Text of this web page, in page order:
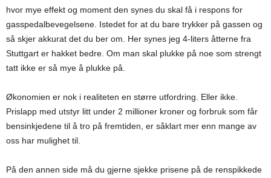
hvor mye effekt og moment den synes du skal få i respons for
gasspedalbevegelsene. Istedet for at du bare trykker på gassen og
så skjer akkurat det du ber om. Her synes jeg 4-liters åtterne fra
Stuttgart er hakket bedre. Om man skal plukke på noe som strengt
tatt ikke er så mye å plukke på.
Økonomien er nok i realiteten en større utfordring. Eller ikke.
Prislapp med utstyr litt under 2 millioner kroner og forbruk som får
bensinkjedene til å tro på fremtiden, er såklart mer enn mange av
oss har mulighet til.
På den annen side må du gjerne sjekke prisene på de renspikkede